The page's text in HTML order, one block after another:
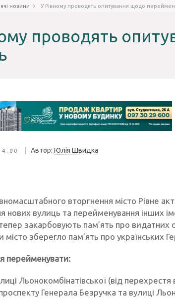
новини У Рівному проводять опитування щодо
проводять
Автор: Юлія Швидка
вторгнення місто Рівне
нових вулиць та перейменування інших
закарбовують пам’ять про видатних
зберегло пам’ять про українських
перейменувати:
Льонокомбінатівської (від
Генерала Безручка та вулиці